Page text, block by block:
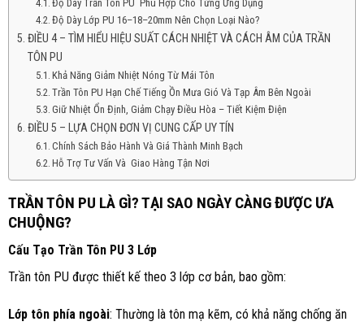
Độ Dày Trần Tôn PU Phù Hợp Cho Từng Ứng Dụng
Độ Dày Lớp PU 16–18–20mm Nên Chọn Loại Nào?
ĐIỀU 4 – TÌM HIỂU HIỆU SUẤT CÁCH NHIỆT VÀ CÁCH ÂM CỦA TRẦN
TÔN PU
Khả Năng Giảm Nhiệt Nóng Từ Mái Tôn
Trần Tôn PU Hạn Chế Tiếng Ồn Mưa Gió Và Tạp Âm Bên Ngoài
Giữ Nhiệt Ổn Định, Giảm Chạy Điều Hòa – Tiết Kiệm Điện
ĐIỀU 5 – LỰA CHỌN ĐƠN VỊ CUNG CẤP UY TÍN
Chính Sách Bảo Hành Và Giá Thành Minh Bạch
Hỗ Trợ Tư Vấn Và Giao Hàng Tận Nơi
TRẦN TÔN PU LÀ GÌ? TẠI SAO NGÀY CÀNG ĐƯỢC ƯA
CHUỘNG?
Cấu Tạo Trần Tôn PU 3 Lớp
Trần tôn PU được thiết kế theo 3 lớp cơ bản, bao gồm:
Lớp tôn phía ngoài: Thường là tôn mạ kẽm, có khả năng chống ăn